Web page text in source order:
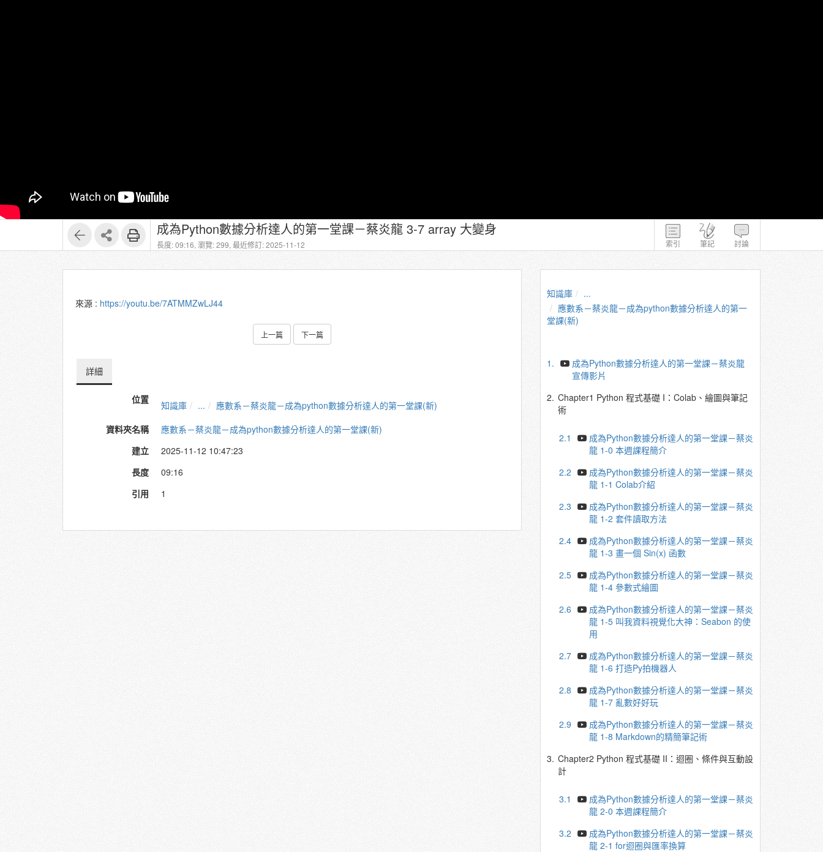
索引 筆記 討論
成為Python數據分析達人的第一堂課－蔡炎龍 3-7 array 大變身
長度: 09:16, 瀏覽: 299, 最近修訂: 2025-11-12
來源 : https://youtu.be/7ATMMZwLJ44
上一篇 下一篇
詳細
位置 知識庫 ...
應數系－蔡炎龍－成為python數據分析達人的第一堂課(新)
資料夾名稱
應數系－蔡炎龍－成為python數據分析達人的第一堂課(新)
建立
2025-11-12 10:47:23
長度
09:16
引用
1
知識庫
...
應數系－蔡炎龍－成為python數據分析達人的第一
堂課(新)
1.
成為Python數據分析達人的第一堂課－蔡炎龍
宣傳影片
2. Chapter1 Python 程式基礎 I：Colab、繪圖與筆記
術
2.1
成為Python數據分析達人的第一堂課－蔡炎
龍 1-0 本週課程簡介
2.2
成為Python數據分析達人的第一堂課－蔡炎
龍 1-1 Colab介紹
2.3
成為Python數據分析達人的第一堂課－蔡炎
龍 1-2 套件讀取方法
2.4
成為Python數據分析達人的第一堂課－蔡炎
龍 1-3 畫一個 Sin(x) 函數
2.5
成為Python數據分析達人的第一堂課－蔡炎
龍 1-4 參數式繪圖
2.6
成為Python數據分析達人的第一堂課－蔡炎
龍 1-5 叫我資料視覺化大神：Seabon 的使
用
2.7
成為Python數據分析達人的第一堂課－蔡炎
龍 1-6 打造Py拍機器人
2.8
成為Python數據分析達人的第一堂課－蔡炎
龍 1-7 亂數好好玩
2.9
成為Python數據分析達人的第一堂課－蔡炎
龍 1-8 Markdown的精簡筆記術
3. Chapter2 Python 程式基礎 II：迴圈、條件與互動設
計
3.1
成為Python數據分析達人的第一堂課－蔡炎
龍 2-0 本週課程簡介
3.2
成為Python數據分析達人的第一堂課－蔡炎
龍 2-1 for迴圈與匯率換算